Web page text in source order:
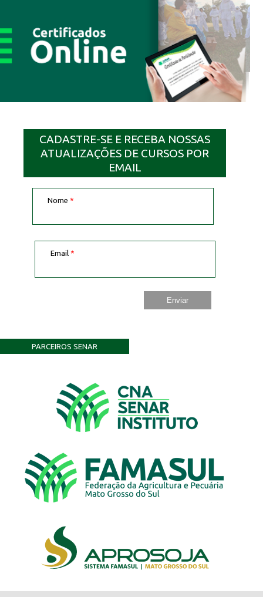
CADASTRE-SE E RECEBA NOSSAS
ATUALIZAÇÕES DE CURSOS POR
EMAIL
Nome *
Email *
PARCEIROS SENAR